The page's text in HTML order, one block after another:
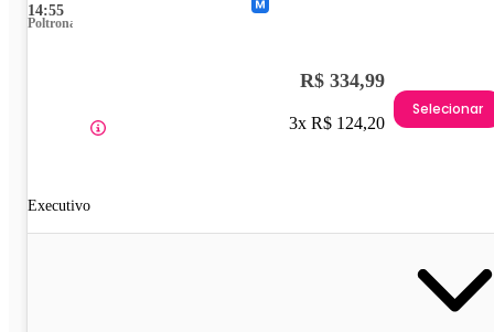
14:55
Poltrona
Executivo
R$ 334,99
3x R$ 124,20
Selecionar